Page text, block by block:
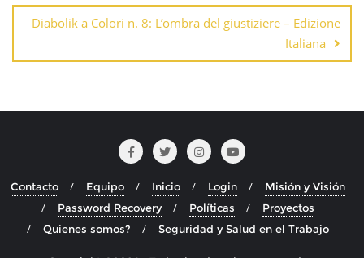
Diabolik a Colori n. 8: L’ombra del giustiziere – Edizione
Italiana
Contacto Equipo Inicio Login
Misión y Visión
Password Recovery
Políticas
Proyectos
Quienes somos?
Seguridad y Salud en el Trabajo